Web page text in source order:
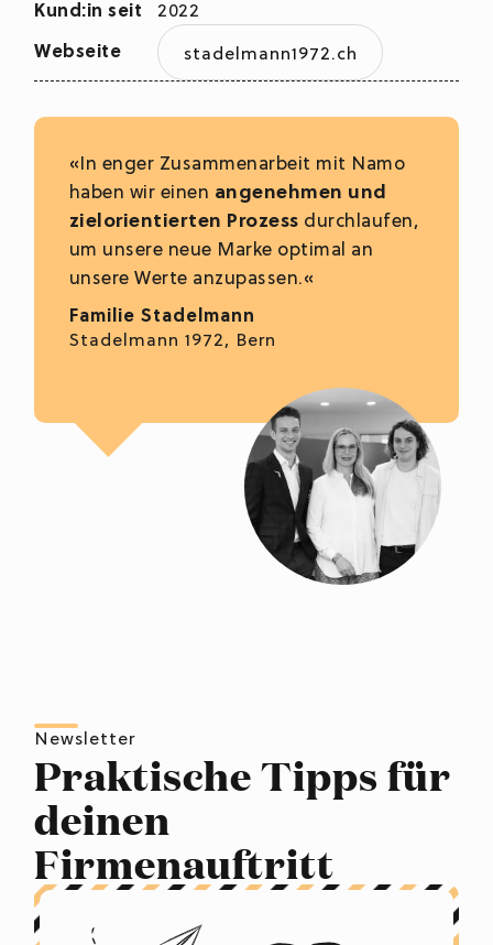
Kund:in seit
2022
Webseite stadelmann1972.ch
«In enger Zusammenarbeit mit Namo
haben wir einen angenehmen und
zielorientierten Prozess durchlaufen,
um unsere neue Marke optimal an
unsere Werte anzupassen.«
Familie Stadelmann
Stadelmann 1972, Bern
Newsletter
Praktische Tipps für
deinen
Firmenauftritt